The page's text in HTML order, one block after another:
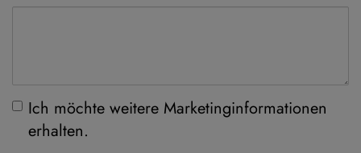
Ich möchte weitere Marketinginformationen
erhalten.